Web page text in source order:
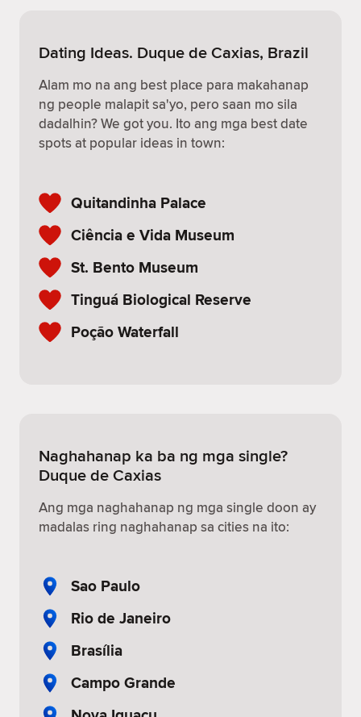
Dating Ideas. Duque de Caxias, Brazil
Alam mo na ang best place para makahanap
ng people malapit sa'yo, pero saan mo sila
dadalhin? We got you. Ito ang mga best date
spots at popular ideas in town:
Quitandinha Palace
Ciência e Vida Museum
St. Bento Museum
Tinguá Biological Reserve
Poção Waterfall
Naghahanap ka ba ng mga single?
Duque de Caxias
Ang mga naghahanap ng mga single doon ay
madalas ring naghahanap sa cities na ito:
Sao Paulo
Rio de Janeiro
Brasília
Campo Grande